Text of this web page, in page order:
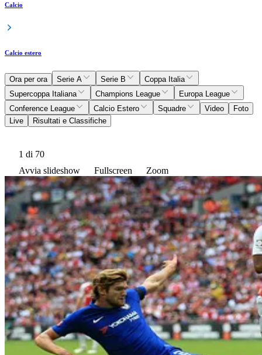
Calcio
Calcio estero
Ora per ora Serie A Serie B
Coppa Italia
Supercoppa Italiana
Champions League
Europa League
Conference League
Calcio Estero Squadre Video
Foto
Live
Risultati e Classifiche
1 di 70
Avvia slideshow
Fullscreen Zoom